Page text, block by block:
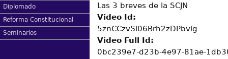
Diplomado
Reforma Constitucional
Seminarios
Las 3 breves de la SCJN
Video Id:
5znCCzvSl06Brh2zDPbvig
Video Full Id:
0bc239e7-d23b-4e97-81ae-